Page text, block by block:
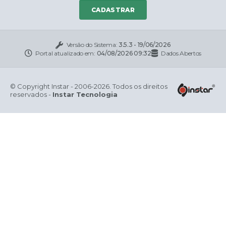
CADASTRAR
Versão do Sistema: 3.5.3 - 19/06/2026
Portal atualizado em: 04/08/2026 09:32 Dados Abertos
© Copyright Instar - 2006-2026. Todos os direitos
reservados - Instar Tecnologia